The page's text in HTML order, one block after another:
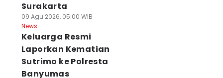
Surakarta
09 Agu 2026, 05:00 WIB
News
Keluarga Resmi
Laporkan Kematian
Sutrimo ke Polresta
Banyumas